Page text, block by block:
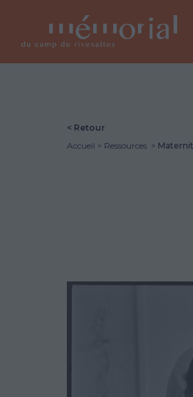
contenu
principal
< Retour
Accueil
Ressources